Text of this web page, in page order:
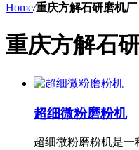
Home/重庆方解石研磨机厂
重庆方解石
超细微粉磨粉机
超细微粉磨粉机是